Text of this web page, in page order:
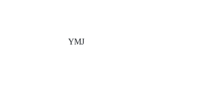
--
YMJ